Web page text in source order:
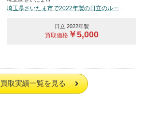
埼玉県さいたま市で2022年製の日立のルームエアコン【中古品】を買取しました。
日立 2022年製
買取価格￥5,000
買取実績一覧を見る